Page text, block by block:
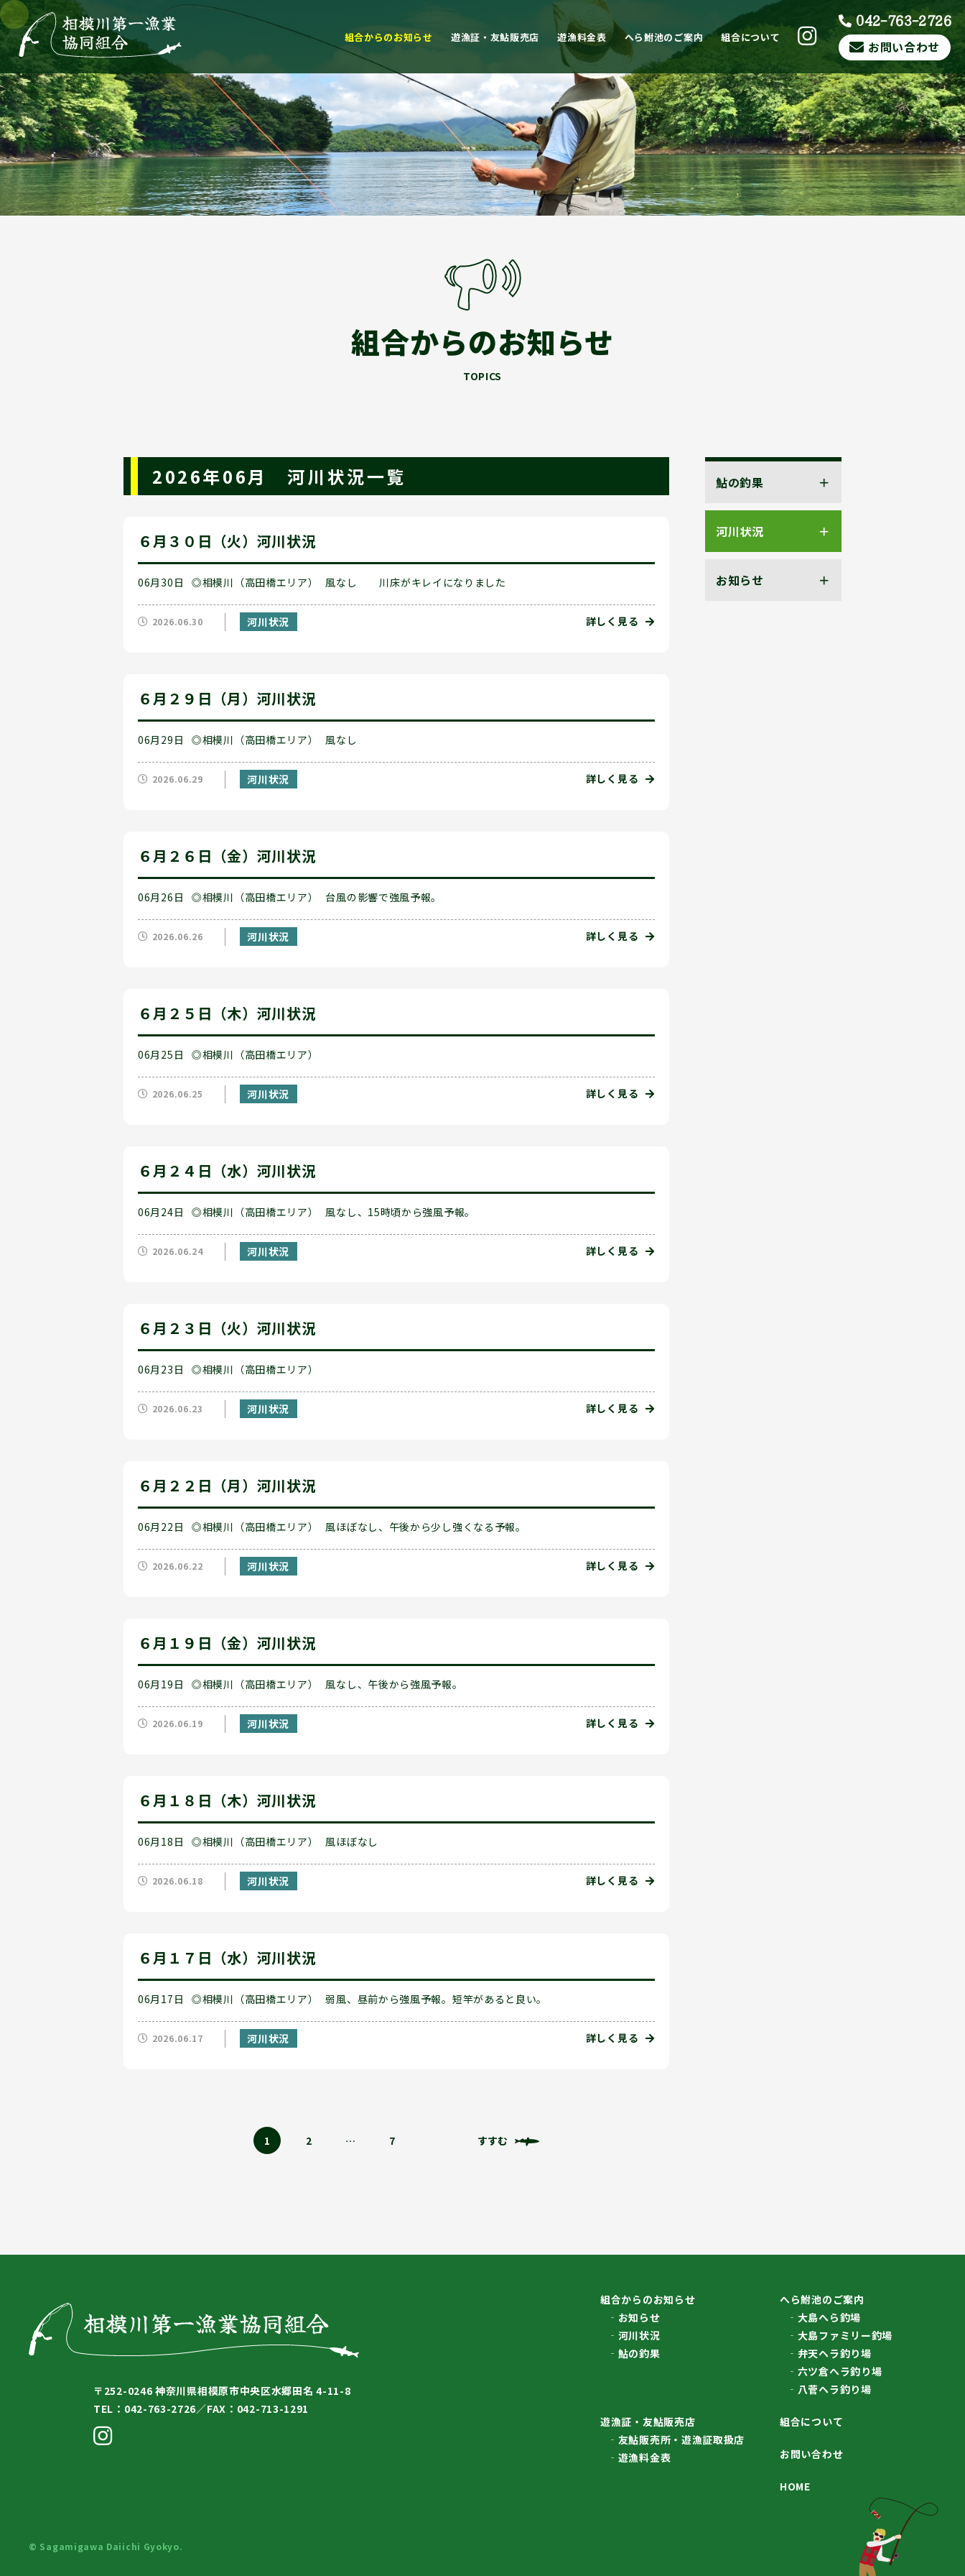
組合からのお知らせ 遊漁証・友鮎販売店 遊漁料金表 へら鮒池のご案内 組合について
042-763-2726
お問い合わせ
組合からのお知らせ
TOPICS
2026年06月 河川状況一覧
６月３０日（火）河川状況
06月30日 ◎相模川（高田橋エリア） 風なし 川床がキレイになりました
2026.06.30 河川状況 詳しく見る
６月２９日（月）河川状況
06月29日 ◎相模川（高田橋エリア） 風なし
2026.06.29 河川状況 詳しく見る
６月２６日（金）河川状況
06月26日 ◎相模川（高田橋エリア） 台風の影響で強風予報。
2026.06.26 河川状況 詳しく見る
６月２５日（木）河川状況
06月25日 ◎相模川（高田橋エリア）
2026.06.25 河川状況 詳しく見る
６月２４日（水）河川状況
06月24日 ◎相模川（高田橋エリア） 風なし、15時頃から強風予報。
2026.06.24 河川状況 詳しく見る
６月２３日（火）河川状況
06月23日 ◎相模川（高田橋エリア）
2026.06.23 河川状況 詳しく見る
６月２２日（月）河川状況
06月22日 ◎相模川（高田橋エリア） 風ほぼなし、午後から少し強くなる予報。
2026.06.22 河川状況 詳しく見る
６月１９日（金）河川状況
06月19日 ◎相模川（高田橋エリア） 風なし、午後から強風予報。
2026.06.19 河川状況 詳しく見る
６月１８日（木）河川状況
06月18日 ◎相模川（高田橋エリア） 風ほぼなし
2026.06.18 河川状況 詳しく見る
６月１７日（水）河川状況
06月17日 ◎相模川（高田橋エリア） 弱風、昼前から強風予報。短竿があると良い。
2026.06.17 河川状況 詳しく見る
1 2 … 7 すすむ
鮎の釣果
河川状況
お知らせ
〒252-0246 神奈川県相模原市中央区水郷田名 4-11-8
TEL：042-763-2726／FAX：042-713-1291
組合からのお知らせ
お知らせ
河川状況
鮎の釣果
へら鮒池のご案内
大島へら釣場
大島ファミリー釣場
弁天ヘラ釣り場
六ツ倉ヘラ釣り場
八菅ヘラ釣り場
遊漁証・友鮎販売店
友鮎販売所・遊漁証取扱店
遊漁料金表
組合について
お問い合わせ
HOME
© Sagamigawa Daiichi Gyokyo.